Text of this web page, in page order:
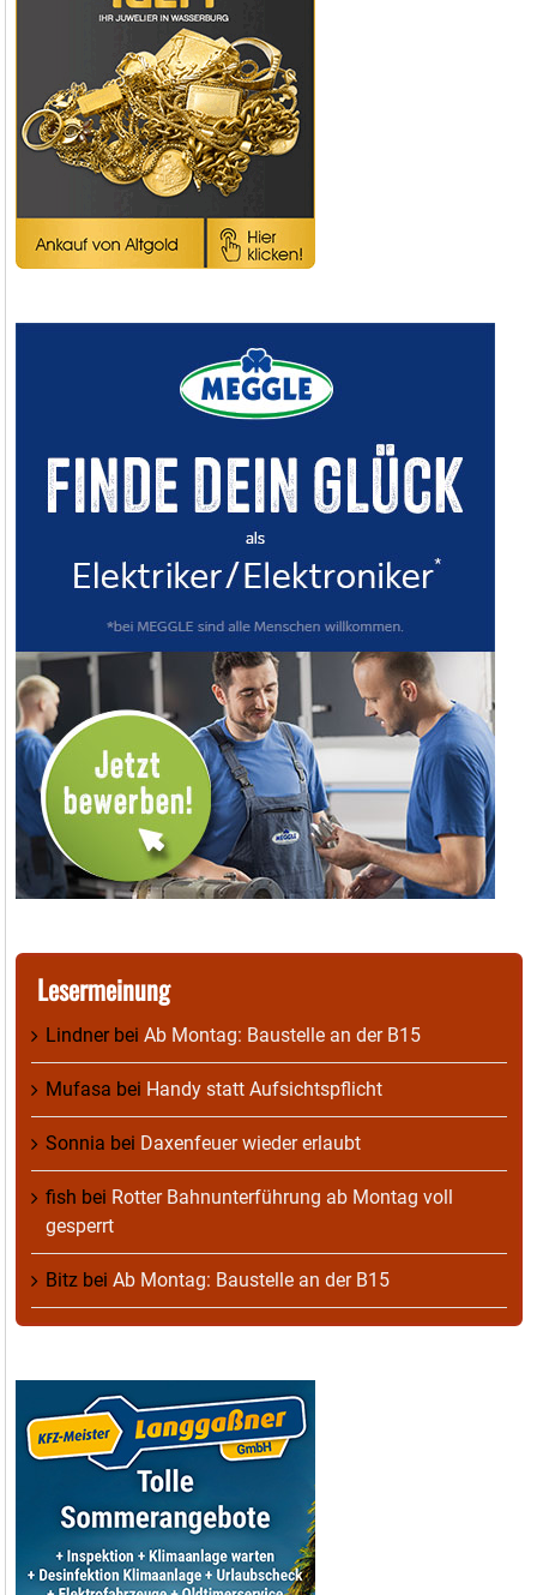
Lesermeinung
Lindnerbei Ab Montag: Baustelle an der B15
Mufasa bei Handy statt Aufsichtspflicht
Sonnia bei Daxenfeuer wieder erlaubt
fish bei Rotter Bahnunterführung ab Montag voll
gesperrt
Bitz bei Ab Montag: Baustelle an der B15